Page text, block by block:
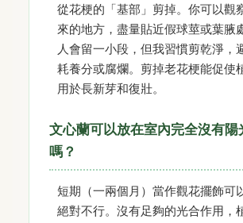
從花梗的「基部」剪掉。你可以觀
來的地方，盡量貼近假球莖或葉腋
人會留一小段，但我習慣剪乾淨，
耗養分或腐爛。剪掉老花梗能促使
用於長新芽和復壯。
文心蘭可以放在室內完全沒有陽
嗎？
短期（一兩個月）當作觀花擺飾可
絕對不行。沒有足夠的光合作用，